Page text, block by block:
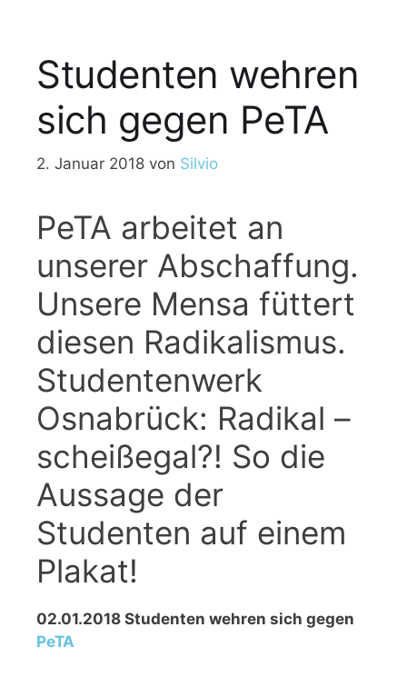
Studenten wehren
sich gegen PeTA
2. Januar 2018 von Silvio
PeTA arbeitet an
unserer Abschaffung.
Unsere Mensa füttert
diesen Radikalismus.
Studentenwerk
Osnabrück: Radikal –
scheißegal?! So die
Aussage der
Studenten auf einem
Plakat!
02.01.2018 Studenten wehren sich gegen
PeTA